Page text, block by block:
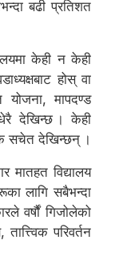
बढी प्रतिशत
केही न केही
होस् वा
योजना, मापदण्ड
देखिन्छ । केही
सचेत देखिन्छन् ।
मातहत विद्यालय
लागि सबैभन्दा
वर्षौं गिजोलेको
परिवर्तन